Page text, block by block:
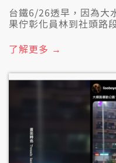
台鐵6/26透早，因為大
果佇彰化員林到社頭路
叭警示，毋過猶是袂赴
救嘛是救無轉來。目前
了解更多 →